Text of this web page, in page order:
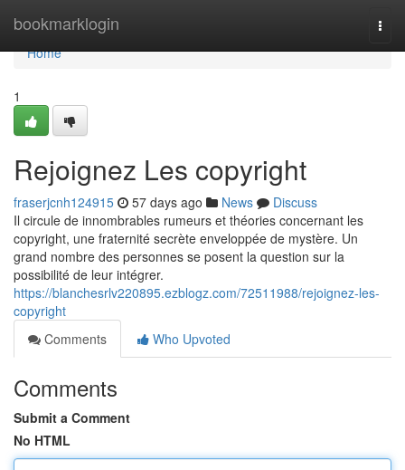
bookmarklogin
Home
Home
1
Rejoignez Les copyright
fraserjcnh124915 57 days ago News
Discuss
Il circule de innombrables rumeurs et théories concernant les
copyright, une fraternité secrète enveloppée de mystère. Un
grand nombre des personnes se posent la question sur la
possibilité de leur intégrer.
https://blanchesrlv220895.ezblogz.com/72511988/rejoignez-les-
copyright
Comments
Who Upvoted
Comments
Submit a Comment
No HTML